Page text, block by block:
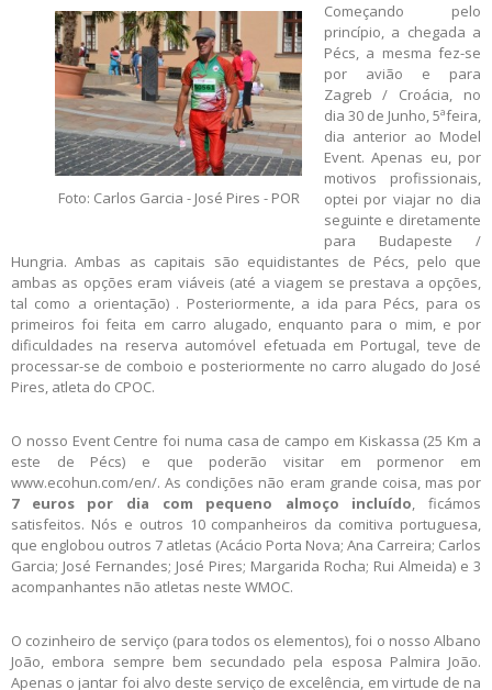
Foto: Carlos Garcia - José Pires - POR
Começando pelo
princípio, a chegada a
Pécs, a mesma fez-se
por avião e para
Zagreb / Croácia, no
dia 30 de Junho, 5ªfeira,
dia anterior ao Model
Event. Apenas eu, por
motivos profissionais,
optei por viajar no dia
seguinte e diretamente
para Budapeste /
Hungria. Ambas as capitais são equidistantes de Pécs, pelo que
ambas as opções eram viáveis (até a viagem se prestava a opções,
tal como a orientação) . Posteriormente, a ida para Pécs, para os
primeiros foi feita em carro alugado, enquanto para o mim, e por
dificuldades na reserva automóvel efetuada em Portugal, teve de
processar-se de comboio e posteriormente no carro alugado do José
Pires, atleta do CPOC.
O nosso Event Centre foi numa casa de campo em Kiskassa (25 Km a
este de Pécs) e que poderão visitar em pormenor em
www.ecohun.com/en/. As condições não eram grande coisa, mas por
7 euros por dia com pequeno almoço incluído, ficámos
satisfeitos. Nós e outros 10 companheiros da comitiva portuguesa,
que englobou outros 7 atletas (Acácio Porta Nova; Ana Carreira; Carlos
Garcia; José Fernandes; José Pires; Margarida Rocha; Rui Almeida) e 3
acompanhantes não atletas neste WMOC.
O cozinheiro de serviço (para todos os elementos), foi o nosso Albano
João, embora sempre bem secundado pela esposa Palmira João.
Apenas o jantar foi alvo deste serviço de excelência, em virtude de na